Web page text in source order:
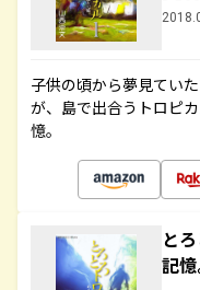
子供の頃から夢見てい
が、島で出合うトロピ
憶。
と
記